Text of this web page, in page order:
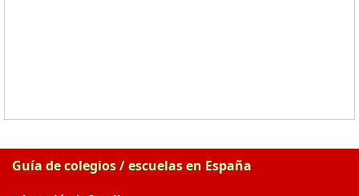
Guía de colegios / escuelas en España